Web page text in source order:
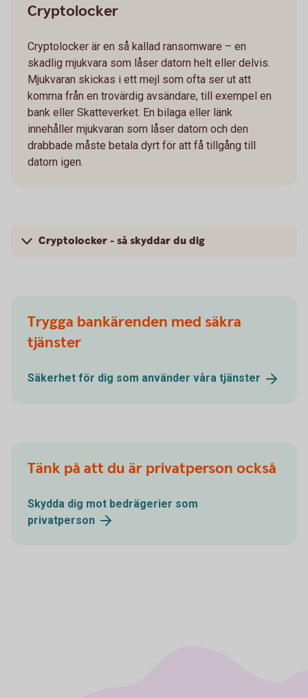
Cryptolocker
Cryptolocker är en så kallad ransomware – en
skadlig mjukvara som låser datorn helt eller delvis.
Mjukvaran skickas i ett mejl som ofta ser ut att
komma från en trovärdig avsändare, till exempel en
bank eller Skatteverket. En bilaga eller länk
innehåller mjukvaran som låser datorn och den
drabbade måste betala dyrt för att få tillgång till
datorn igen.
Cryptolocker - så skyddar du dig
Trygga bankärenden med säkra
tjänster
Säkerhet för dig som använder våra tjänster
Tänk på att du är privatperson också
Skydda dig mot bedrägerier som
privatperson